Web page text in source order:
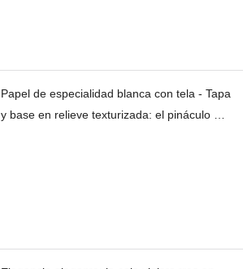
Papel de especialidad blanca con tela - Tapa
y base en relieve texturizada: el pináculo del